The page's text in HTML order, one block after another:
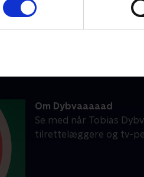
Om Dybvaaaaad
Se med når Tobias
tilrettelæggere og tv-